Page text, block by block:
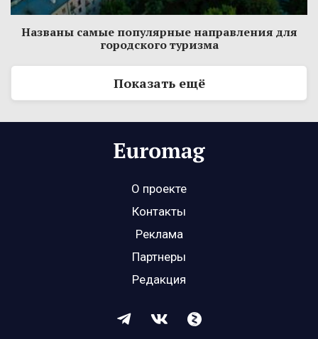
Названы самые популярные направления для
городского туризма
Показать ещё
О проекте
Контакты
Реклама
Партнеры
Редакция